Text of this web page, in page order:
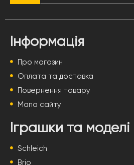
Інформація
Про магазин
Оплата та доставка
Повернення товару
Мапа сайту
Іграшки та моделі
Schleich
Brio